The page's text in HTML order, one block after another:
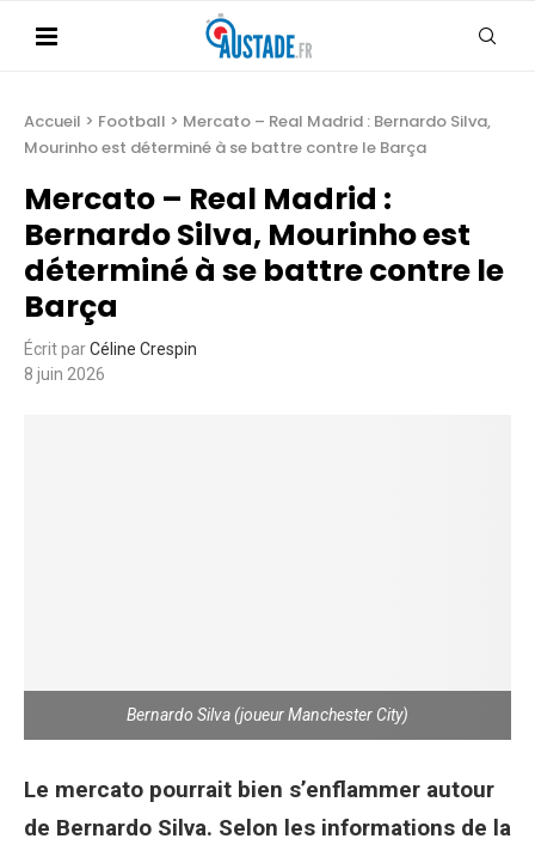
Accueil > Football > Mercato – Real Madrid : Bernardo Silva,
Mourinho est déterminé à se battre contre le Barça
Mercato – Real Madrid :
Bernardo Silva, Mourinho est
déterminé à se battre contre le
Barça
Écrit parCéline Crespin
8 juin 2026
Bernardo Silva (joueur Manchester City)
Le mercato pourrait bien s’enflammer autour
de Bernardo Silva. Selon les informations de la